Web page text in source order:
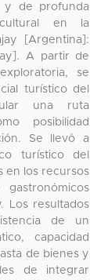
y de profunda
en la
[Argentina]:
A partir de
se
turístico del
una ruta
posibilidad
Se llevó a
turístico del
en los recursos
Los resultados
de un
capacidad
de bienes y
de integrar